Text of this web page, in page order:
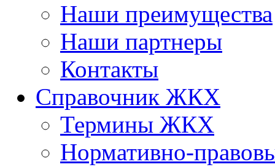
Наши преимущества
Наши партнеры
Контакты
Справочник ЖКХ
Термины ЖКХ
Нормативно-